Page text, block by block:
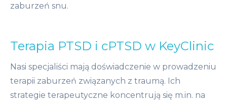
zaburzeń snu.
Terapia PTSD i cPTSD w KeyClinic
Nasi specjaliści mają doświadczenie w prowadzeniu
terapii zaburzeń związanych z traumą. Ich
strategie terapeutyczne koncentrują się m.in. na